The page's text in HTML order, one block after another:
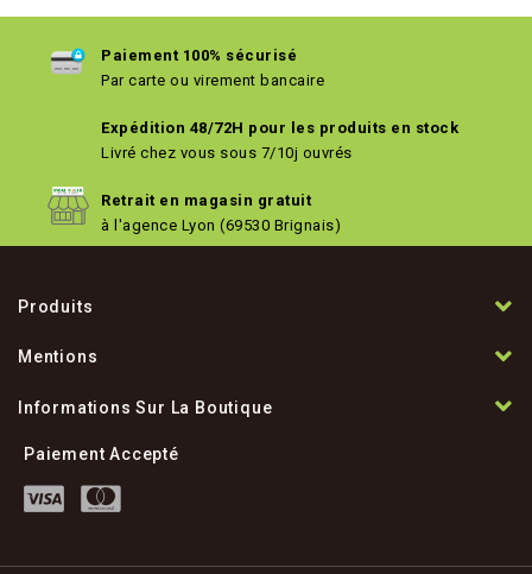
Paiement 100% sécurisé
Par carte ou virement bancaire
Expédition 48/72H pour les produits en stock
Livré chez vous sous 7/10j ouvrés
Retrait en magasin gratuit
à l'agence Lyon (69530 Brignais)
Produits
Mentions
Informations Sur La Boutique
Paiement Accepté